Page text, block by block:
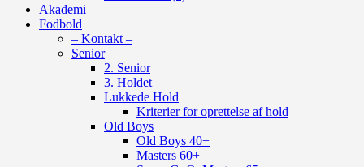
Akademi
Fodbold
– Kontakt –
Senior
2. Senior
3. Holdet
Lukkede Hold
Kriterier for oprettelse af hold
Old Boys
Old Boys 40+
Masters 60+